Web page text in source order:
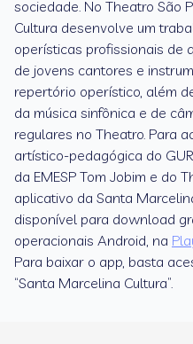
sociedade. No Theatro São
Cultura desenvolve um
operísticas profissionais de
de jovens cantores e
repertório operístico, além
da música sinfônica e de
regulares no Theatro. Para
artístico-pedagógica do
da EMESP Tom Jobim e do
aplicativo da Santa
disponível para download
operacionais Android, na
Para baixar o app, basta
“Santa Marcelina Cultura”.